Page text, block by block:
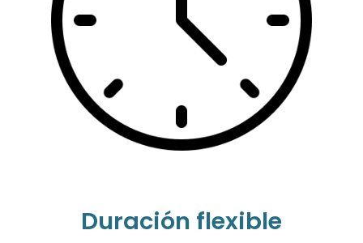
Duración flexible